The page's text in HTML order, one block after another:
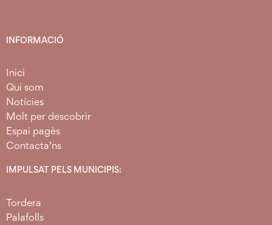
INFORMACIÓ
Inici
Qui som
Notícies
Molt per descobrir
Espai pagès
Contacta’ns
IMPULSAT PELS MUNICIPIS:
Tordera
Palafolls